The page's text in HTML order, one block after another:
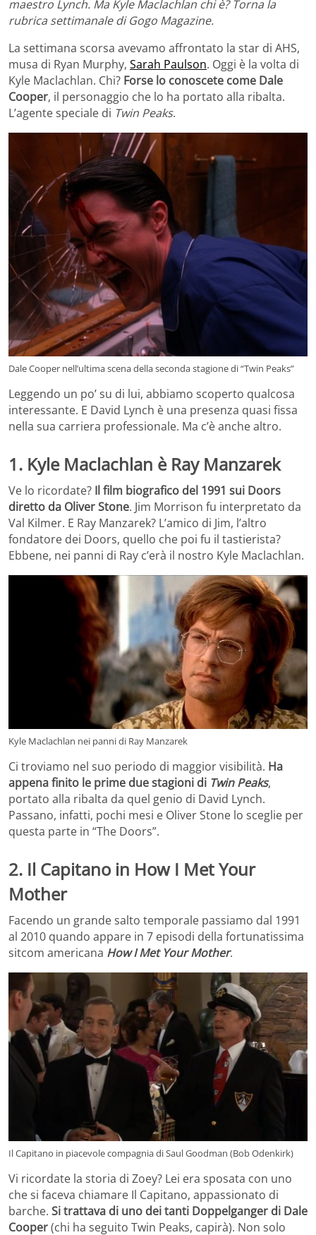
maestro Lynch. Ma Kyle Maclachlan chi è? Torna la
rubrica settimanale di Gogo Magazine.
La settimana scorsa avevamo affrontato la star di AHS,
musa di Ryan Murphy, Sarah Paulson. Oggi è la volta di
Kyle Maclachlan. Chi? Forse lo conoscete come Dale
Cooper, il personaggio che lo ha portato alla ribalta.
L’agente speciale di Twin Peaks.
Dale Cooper nell’ultima scena della seconda stagione di “Twin Peaks”
Leggendo un po’ su di lui, abbiamo scoperto qualcosa
interessante. E David Lynch è una presenza quasi fissa
nella sua carriera professionale. Ma c’è anche altro.
1. Kyle Maclachlan è Ray Manzarek
Ve lo ricordate? Il film biografico del 1991 sui Doors
diretto da Oliver Stone. Jim Morrison fu interpretato da
Val Kilmer. E Ray Manzarek? L’amico di Jim, l’altro
fondatore dei Doors, quello che poi fu il tastierista?
Ebbene, nei panni di Ray c’erà il nostro Kyle Maclachlan.
Kyle Maclachlan nei panni di Ray Manzarek
Ci troviamo nel suo periodo di maggior visibilità. Ha
appena finito le prime due stagioni di Twin Peaks,
portato alla ribalta da quel genio di David Lynch.
Passano, infatti, pochi mesi e Oliver Stone lo sceglie per
questa parte in “The Doors”.
2. Il Capitano in How I Met Your
Mother
Facendo un grande salto temporale passiamo dal 1991
al 2010 quando appare in 7 episodi della fortunatissima
sitcom americana How I Met Your Mother.
Il Capitano in piacevole compagnia di Saul Goodman (Bob Odenkirk)
Vi ricordate la storia di Zoey? Lei era sposata con uno
che si faceva chiamare Il Capitano, appassionato di
barche. Si trattava di uno dei tanti Doppelganger di Dale
Cooper(chi ha seguito Twin Peaks, capirà). Non solo